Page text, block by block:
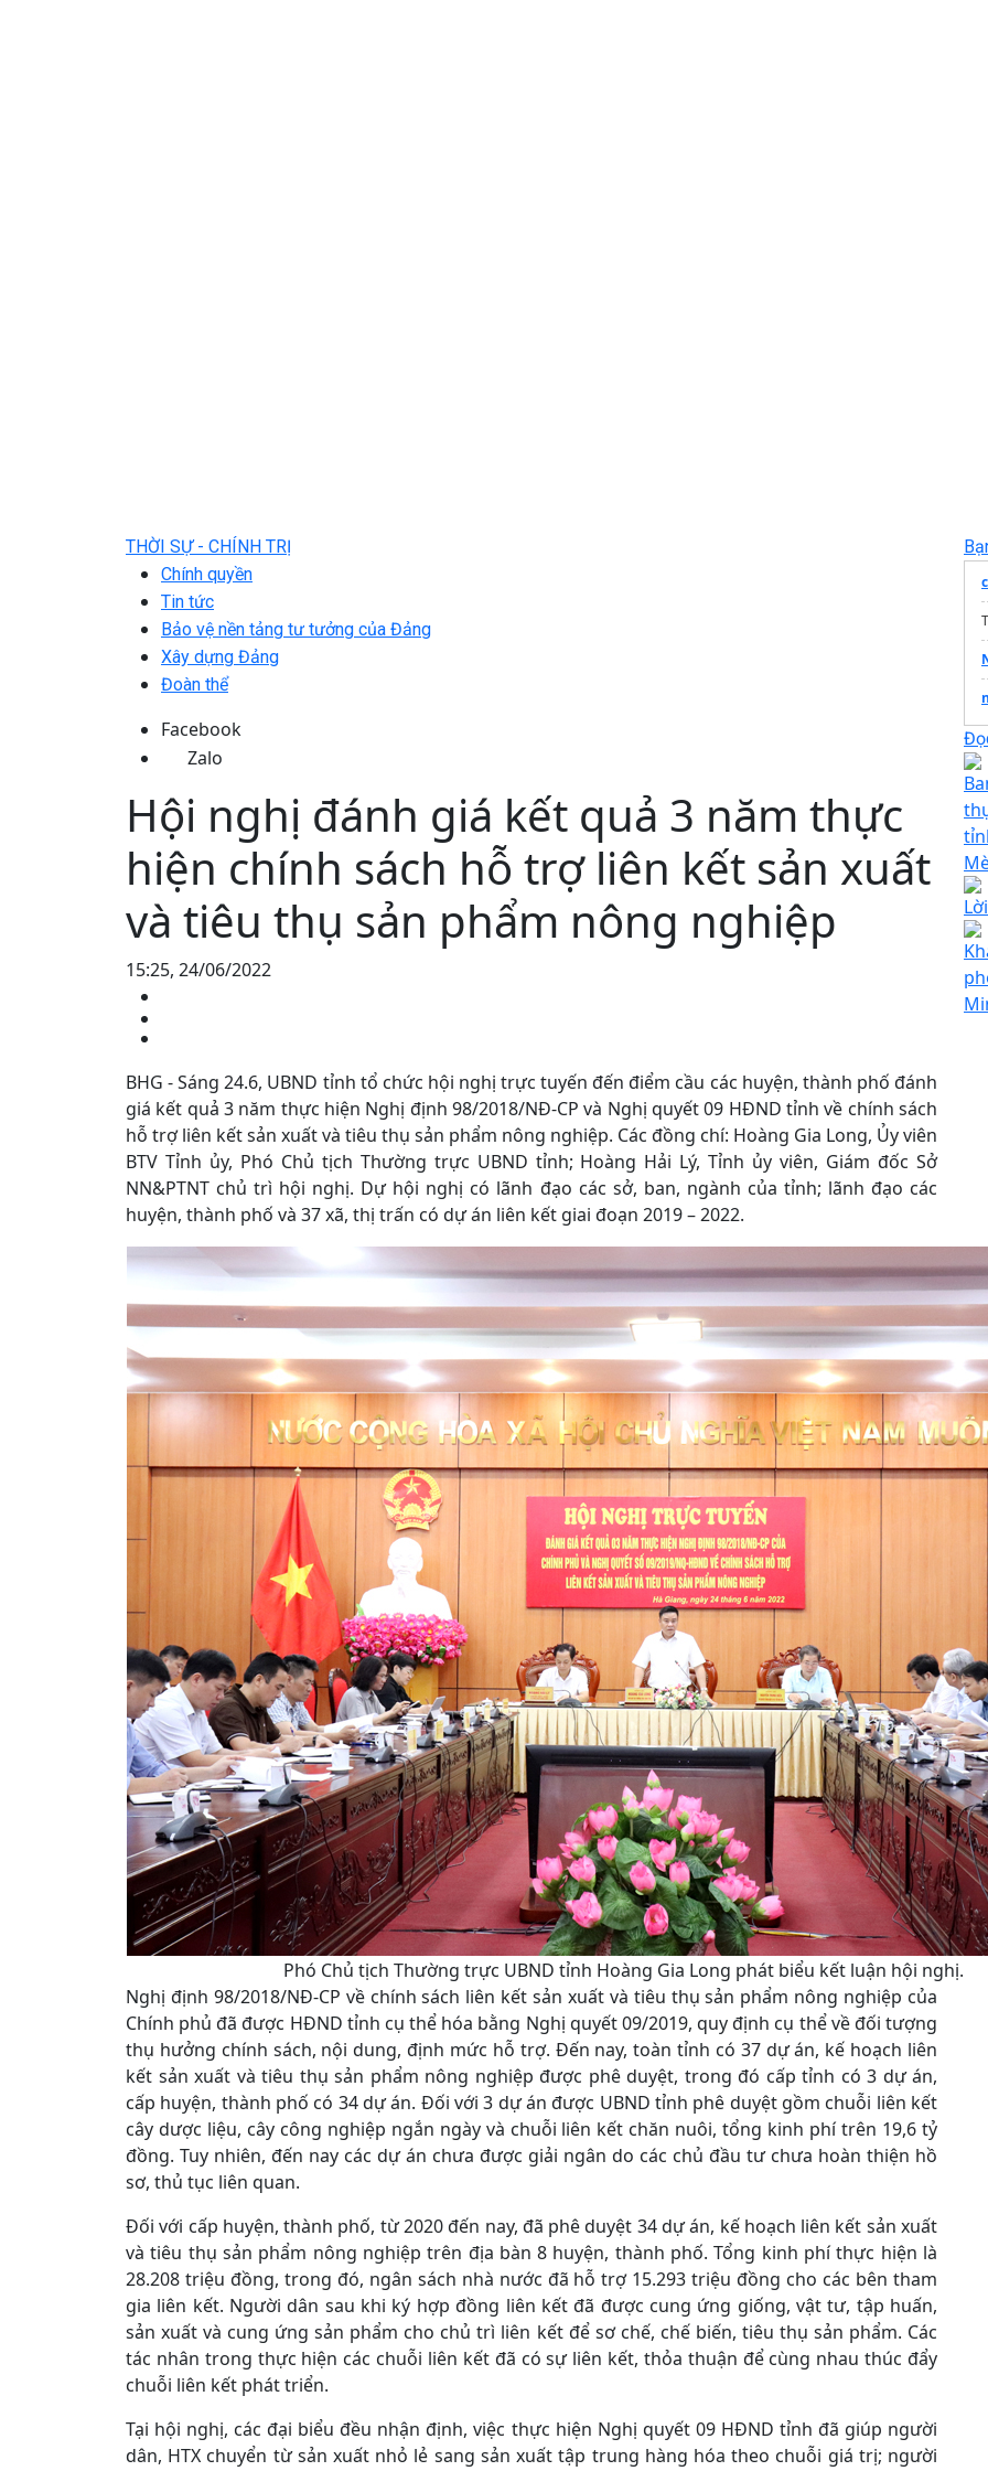
THỜI SỰ - CHÍNH TRỊ
Chính quyền
Tin tức
Bảo vệ nền tảng tư tưởng của Đảng
Xây dựng Đảng
Đoàn thể
Facebook
Zalo
Hội nghị đánh giá kết quả 3 năm thực
hiện chính sách hỗ trợ liên kết sản xuất
và tiêu thụ sản phẩm nông nghiệp
15:25, 24/06/2022
BHG - Sáng 24.6, UBND tỉnh tổ chức hội nghị trực tuyến đến điểm cầu các huyện, thành phố đánh
giá kết quả 3 năm thực hiện Nghị định 98/2018/NĐ-CP và Nghị quyết 09 HĐND tỉnh về chính sách
hỗ trợ liên kết sản xuất và tiêu thụ sản phẩm nông nghiệp. Các đồng chí: Hoàng Gia Long, Ủy viên
BTV Tỉnh ủy, Phó Chủ tịch Thường trực UBND tỉnh; Hoàng Hải Lý, Tỉnh ủy viên, Giám đốc Sở
NN&PTNT chủ trì hội nghị. Dự hội nghị có lãnh đạo các sở, ban, ngành của tỉnh; lãnh đạo các
huyện, thành phố và 37 xã, thị trấn có dự án liên kết giai đoạn 2019 – 2022.
Phó Chủ tịch Thường trực UBND tỉnh Hoàng Gia Long phát biểu kết luận hội nghị.
Nghị định 98/2018/NĐ-CP về chính sách liên kết sản xuất và tiêu thụ sản phẩm nông nghiệp của
Chính phủ đã được HĐND tỉnh cụ thể hóa bằng Nghị quyết 09/2019, quy định cụ thể về đối tượng
thụ hưởng chính sách, nội dung, định mức hỗ trợ. Đến nay, toàn tỉnh có 37 dự án, kế hoạch liên
kết sản xuất và tiêu thụ sản phẩm nông nghiệp được phê duyệt, trong đó cấp tỉnh có 3 dự án,
cấp huyện, thành phố có 34 dự án. Đối với 3 dự án được UBND tỉnh phê duyệt gồm chuỗi liên kết
cây dược liệu, cây công nghiệp ngắn ngày và chuỗi liên kết chăn nuôi, tổng kinh phí trên 19,6 tỷ
đồng. Tuy nhiên, đến nay các dự án chưa được giải ngân do các chủ đầu tư chưa hoàn thiện hồ
sơ, thủ tục liên quan.
Đối với cấp huyện, thành phố, từ 2020 đến nay, đã phê duyệt 34 dự án, kế hoạch liên kết sản xuất
và tiêu thụ sản phẩm nông nghiệp trên địa bàn 8 huyện, thành phố. Tổng kinh phí thực hiện là
28.208 triệu đồng, trong đó, ngân sách nhà nước đã hỗ trợ 15.293 triệu đồng cho các bên tham
gia liên kết. Người dân sau khi ký hợp đồng liên kết đã được cung ứng giống, vật tư, tập huấn,
sản xuất và cung ứng sản phẩm cho chủ trì liên kết để sơ chế, chế biến, tiêu thụ sản phẩm. Các
tác nhân trong thực hiện các chuỗi liên kết đã có sự liên kết, thỏa thuận để cùng nhau thúc đẩy
chuỗi liên kết phát triển.
Tại hội nghị, các đại biểu đều nhận định, việc thực hiện Nghị quyết 09 HĐND tỉnh đã giúp người
dân, HTX chuyển từ sản xuất nhỏ lẻ sang sản xuất tập trung hàng hóa theo chuỗi giá trị; người